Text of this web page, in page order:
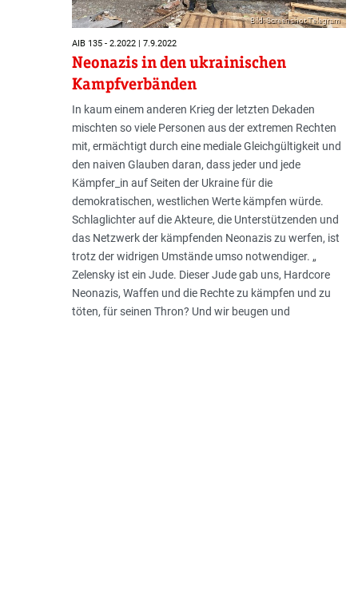
Bild: Screenshot Telegram
AIB 135 - 2.2022 | 7.9.2022
Neonazis in den ukrainischen
Kampfverbänden
In kaum einem anderen Krieg der letzten Dekaden
mischten so viele Personen aus der extremen Rechten
mit, ermächtigt durch eine mediale Gleichgültigkeit und
den naiven Glauben daran, dass jeder und jede
Kämpfer_in auf Seiten der Ukraine für die
demokratischen, westlichen Werte kämpfen würde.
Schlaglichter auf die Akteure, die Unterstützenden und
das Netzwerk der kämpfenden Neonazis zu werfen, ist
trotz der widrigen Umstände umso notwendiger. „
Zelensky ist ein Jude. Dieser Jude gab uns, Hardcore
Neonazis, Waffen und die Rechte zu kämpfen und zu
töten, für seinen Thron? Und wir beugen und